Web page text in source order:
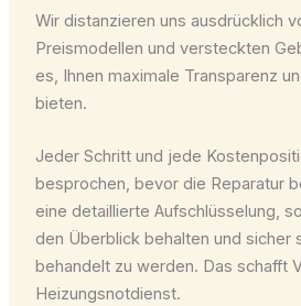
Wir distanzieren uns ausdrücklich
Preismodellen und versteckten
es, Ihnen maximale Transparenz
bieten.
Jeder Schritt und jede
besprochen, bevor die Reparatur
eine detaillierte Aufschlüsselung,
den Überblick behalten und sicher
behandelt zu werden. Das schafft
Heizungsnotdienst.